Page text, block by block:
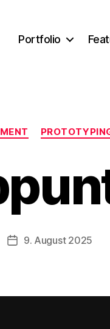
Portfolio
Kategorien
9. August 2025